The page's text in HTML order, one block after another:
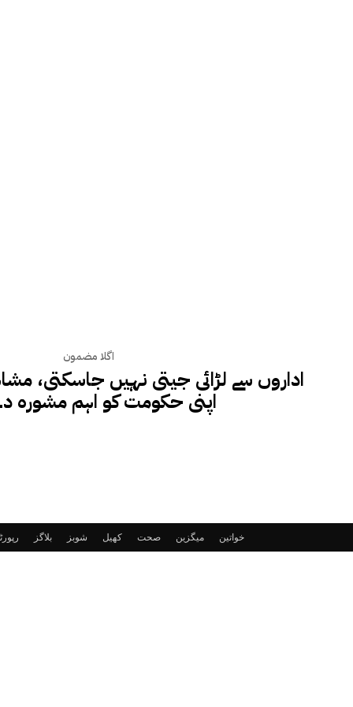
اگلا مضمون
اداروں سے لڑائی جیتی نہیں جاسکتی،
اپنی حکومت کو اہم مشورہ
بلاگز شوبز کھیل صحت میگزین خواتین